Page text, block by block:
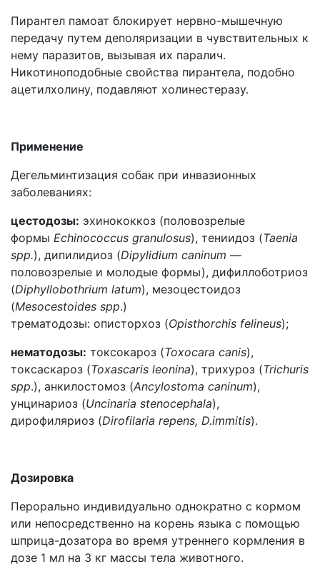
Пирантел памоат блокирует нервно-мышечную
передачу путем деполяризации в чувствительных к
нему паразитов, вызывая их паралич.
Никотиноподобные свойства пирантела, подобно
ацетилхолину, подавляют холинестеразу.
Применение
Дегельминтизация собак при инвазионных
заболеваниях:
цестодозы: эхинококкоз (половозрелые
формы Echinococcus granulosus), тениидоз (Taenia
spp.), дипилидиоз (Dipylidium caninum —
половозрелые и молодые формы), дифиллоботриоз
(Diphyllobothrium latum), мезоцестоидоз
(Mesocestoides spp.)
трематодозы: описторхоз (Opisthorchis felineus);
нематодозы: токсокароз (Toxocara canis),
токсаскароз (Toxascaris leoninа), трихуроз (Trichuris
spp.), анкилостомоз (Ancylostoma caninum),
унцинариоз (Uncinaria stenocephala),
дирофиляриоз (Dirofilaria repens, D.immitis).
Дозировка
Перорально индивидуально однократно с кормом
или непосредственно на корень языка с помощью
шприца-дозатора во время утреннего кормления в
дозе 1 мл на 3 кг массы тела животного.